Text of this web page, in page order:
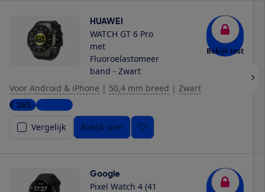
HUAWEI
WATCH GT 6 Pro
met
Fluoroelastomeer
band - Zwart
Bekijk test
Voor Android & iPhone | 50,4 mm breed | Zwart
€ 265,-7 winkels
Vergelijk
Bekijk snel
Google
Pixel Watch 4 (41